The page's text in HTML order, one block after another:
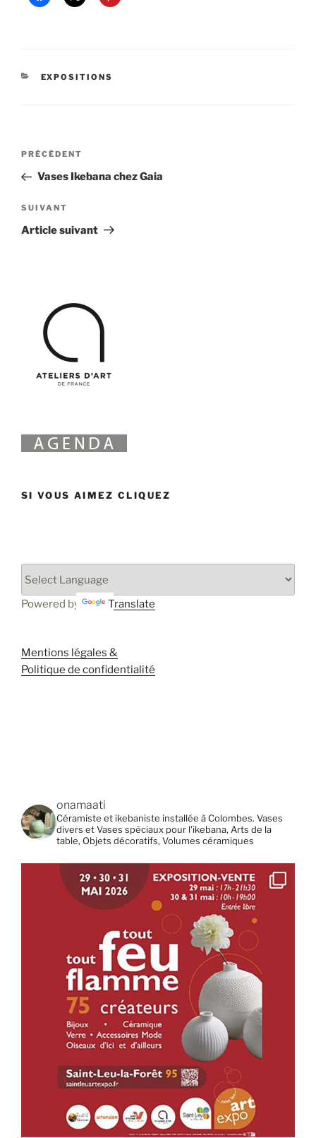
CATÉGORIES
EXPOSITIONS
Navigation
l’article
Article
précédent
PRÉCÉDENT
Vases Ikebana chez Gaia
Article
suivant
SUIVANT
Article suivant
SI VOUS AIMEZ CLIQUEZ
Powered by Translate
Mentions légales &
Politique de confidentialité
onamaati
Céramiste et ikebaniste installée à Colombes. Vases
divers et Vases spéciaux pour l'ikebana, Arts de la
table, Objets décoratifs, Volumes céramiques